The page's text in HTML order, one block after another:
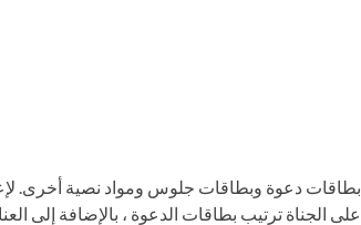
بطاقات دعوة وبطاقات جلوس ومواد نصية أخرى.
على الجناة ترتيب بطاقات الدعوة ، بالإضافة إلى